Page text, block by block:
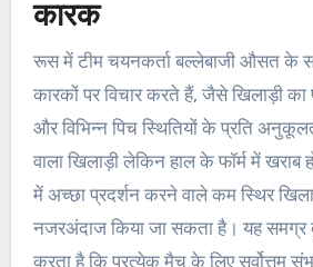
कारक
रूस में टीम चयनकर्ता बल्लेबाजी औसत के
कारकों पर विचार करते हैं, जैसे खिलाड़ी का
और विभिन्न पिच स्थितियों के प्रति
वाला खिलाड़ी लेकिन हाल के फॉर्म में खराब
में अच्छा प्रदर्शन करने वाले कम स्थिर
नजरअंदाज किया जा सकता है। यह समग्र
करता है कि प्रत्येक मैच के लिए सर्वोत्तम